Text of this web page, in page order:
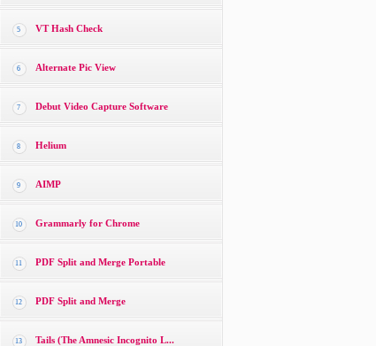
5 VT Hash Check
6 Alternate Pic View
7 Debut Video Capture Software
8 Helium
9 AIMP
10 Grammarly for Chrome
11 PDF Split and Merge Portable
12 PDF Split and Merge
13 Tails (The Amnesic Incognito L...